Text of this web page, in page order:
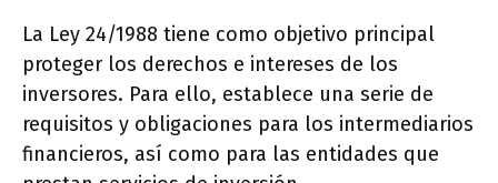
La Ley 24/1988 tiene como objetivo principal
proteger los derechos e intereses de los
inversores. Para ello, establece una serie de
requisitos y obligaciones para los intermediarios
financieros, así como para las entidades que